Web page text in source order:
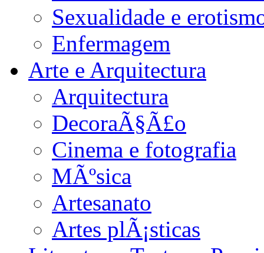
Sexualidade e
Enfermagem
Arte e Arquitectura
Arquitectura
DecoraÃ§Ã£o
Cinema e fotografia
MÃºsica
Artesanato
Artes plÃ¡sticas